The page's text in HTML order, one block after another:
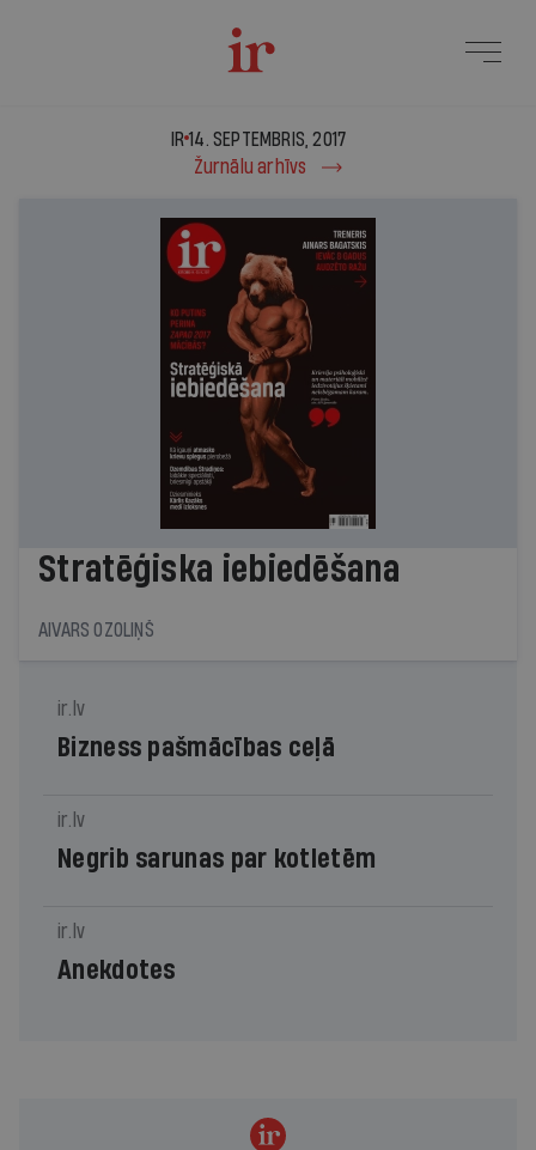
IR - 14. septembris, 2017
IR 14. SEPTEMBRIS, 2017
Žurnālu arhīvs
Stratēģiska iebiedēšana
AIVARS OZOLIŅŠ
ir.lv
Bizness pašmācības ceļā
ir.lv
Negrib sarunas par kotletēm
ir.lv
Anekdotes